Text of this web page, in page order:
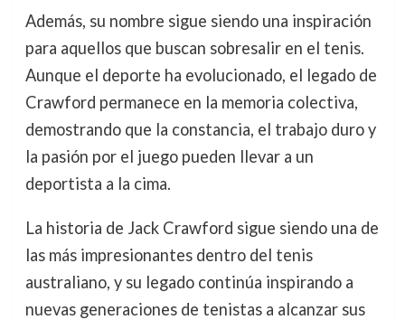
Además, su nombre sigue siendo una inspiración
para aquellos que buscan sobresalir en el tenis.
Aunque el deporte ha evolucionado, el legado de
Crawford permanece en la memoria colectiva,
demostrando que la constancia, el trabajo duro y
la pasión por el juego pueden llevar a un
deportista a la cima.
La historia de Jack Crawford sigue siendo una de
las más impresionantes dentro del tenis
australiano, y su legado continúa inspirando a
nuevas generaciones de tenistas a alcanzar sus